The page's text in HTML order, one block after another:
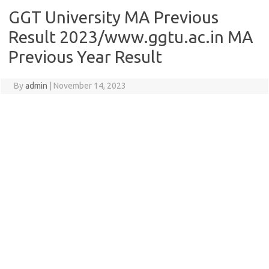
GGT University MA Previous
Result 2023/www.ggtu.ac.in MA
Previous Year Result
Byadmin November 14, 2023